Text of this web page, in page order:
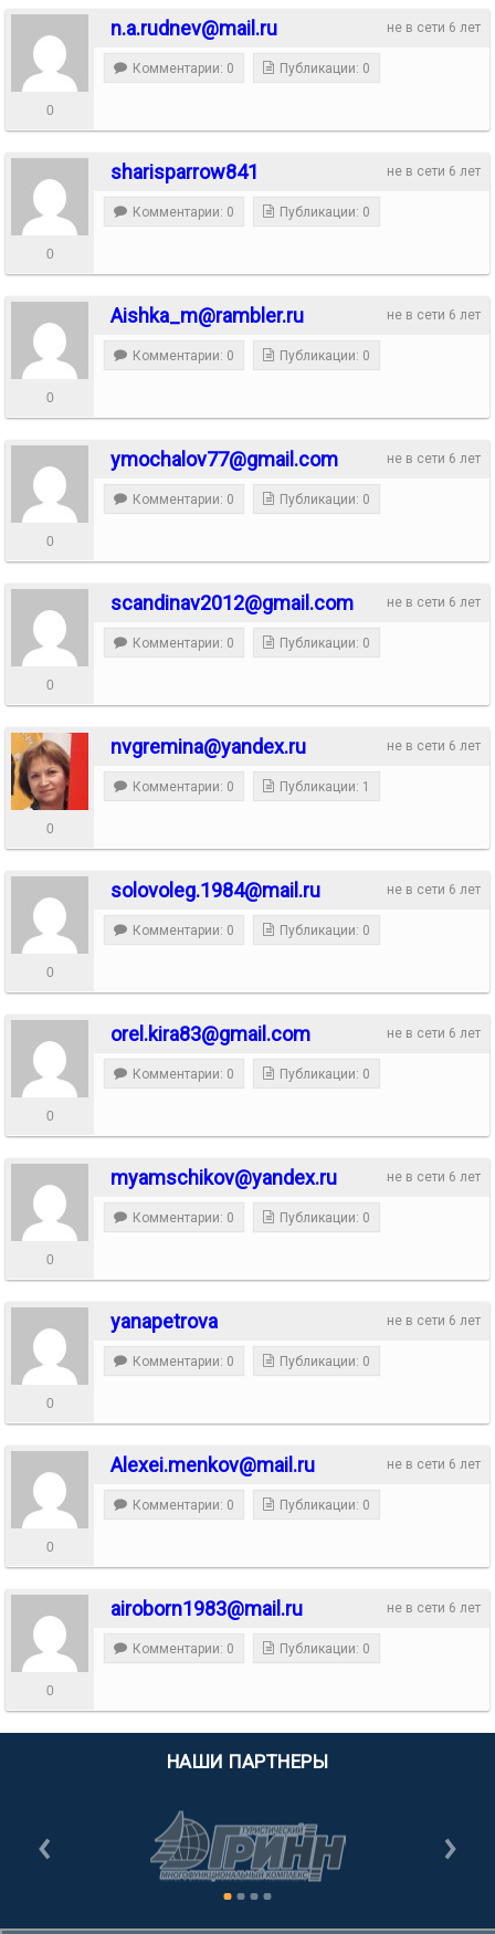
не в сети 6 лет
n.a.rudnev@mail.ru
0
Комментарии: 0 Публикации: 0
не в сети 6 лет
sharisparrow841
0
Комментарии: 0 Публикации: 0
не в сети 6 лет
Aishka_m@rambler.ru
0
Комментарии: 0 Публикации: 0
не в сети 6 лет
ymochalov77@gmail.com
0
Комментарии: 0 Публикации: 0
не в сети 6 лет
scandinav2012@gmail.com
0
Комментарии: 0 Публикации: 0
не в сети 6 лет
nvgremina@yandex.ru
0
Комментарии: 0 Публикации: 1
не в сети 6 лет
solovoleg.1984@mail.ru
0
Комментарии: 0 Публикации: 0
не в сети 6 лет
orel.kira83@gmail.com
0
Комментарии: 0 Публикации: 0
не в сети 6 лет
myamschikov@yandex.ru
0
Комментарии: 0 Публикации: 0
не в сети 6 лет
yanapetrova
0
Комментарии: 0 Публикации: 0
не в сети 6 лет
Alexei.menkov@mail.ru
0
Комментарии: 0 Публикации: 0
не в сети 6 лет
airoborn1983@mail.ru
0
Комментарии: 0 Публикации: 0
НАШИ ПАРТНЕРЫ